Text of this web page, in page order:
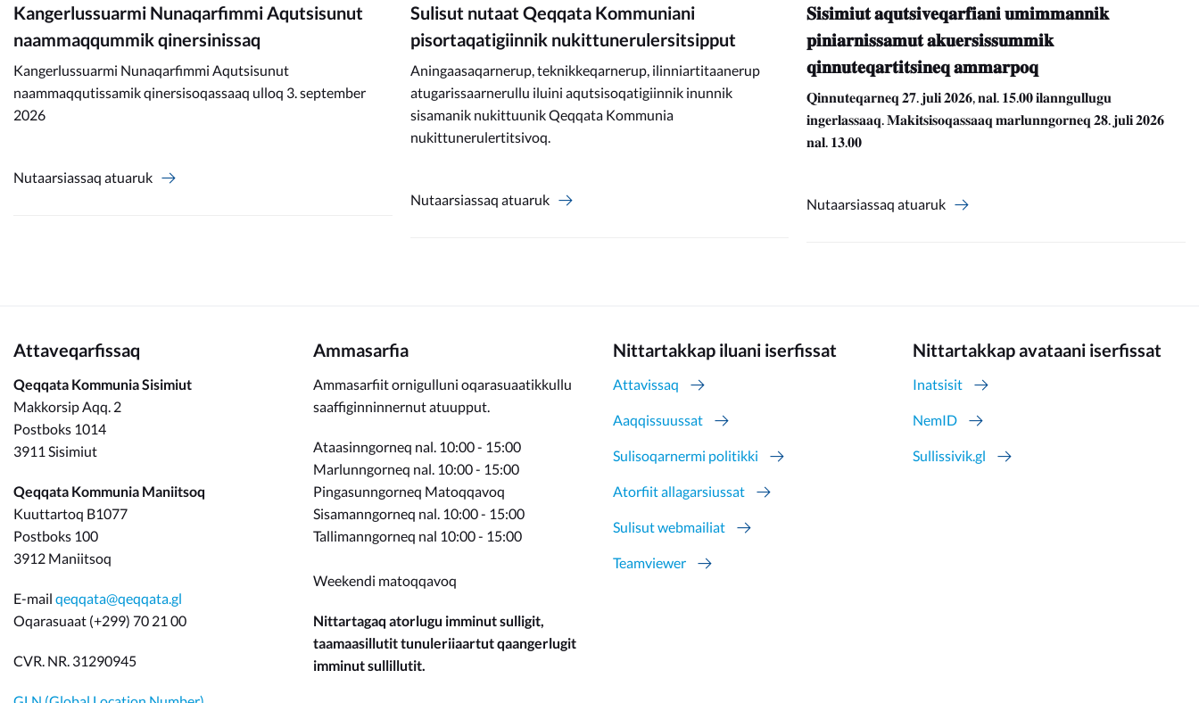
Kangerlussuarmi Nunaqarfimmi Aqutsisunut
naammaqqummik qinersinissaq
Kangerlussuarmi Nunaqarfimmi Aqutsisunut
naammaqqutissamik qinersisoqassaaq ulloq 3. september
2026
Nutaarsiassaq atuaruk
Sulisut nutaat Qeqqata Kommuniani
pisortaqatigiinnik nukittunerulersitsipput
Aningaasaqarnerup, teknikkeqarnerup, ilinniartitaanerup
atugarissaarnerullu iluini aqutsisoqatigiinnik inunnik
sisamanik nukittuunik Qeqqata Kommunia
nukittunerulertitsivoq.
Nutaarsiassaq atuaruk
𝐒𝐢𝐬𝐢𝐦𝐢𝐮𝐭 𝐚𝐪𝐮𝐭𝐬𝐢𝐯𝐞𝐪𝐚𝐫𝐟𝐢𝐚𝐧𝐢 𝐮𝐦𝐢𝐦𝐦𝐚𝐧𝐧𝐢𝐤
𝐩𝐢𝐧𝐢𝐚𝐫𝐧𝐢𝐬𝐬𝐚𝐦𝐮𝐭 𝐚𝐤𝐮𝐞𝐫𝐬𝐢𝐬𝐬𝐮𝐦𝐦𝐢𝐤
𝐪𝐢𝐧𝐧𝐮𝐭𝐞𝐪𝐚𝐫𝐭𝐢𝐭𝐬𝐢𝐧𝐞𝐪 𝐚𝐦𝐦𝐚𝐫𝐩𝐨𝐪
𝐐𝐢𝐧𝐧𝐮𝐭𝐞𝐪𝐚𝐫𝐧𝐞𝐪 𝟐𝟕. 𝐣𝐮𝐥𝐢 𝟐𝟎𝟐𝟔, 𝐧𝐚𝐥. 𝟏𝟓.𝟎𝟎 𝐢𝐥𝐚𝐧𝐧𝐠𝐮𝐥𝐥𝐮𝐠𝐮
𝐢𝐧𝐠𝐞𝐫𝐥𝐚𝐬𝐬𝐚𝐚𝐪. 𝐌𝐚𝐤𝐢𝐭𝐬𝐢𝐬𝐨𝐪𝐚𝐬𝐬𝐚𝐚𝐪 𝐦𝐚𝐫𝐥𝐮𝐧𝐧𝐠𝐨𝐫𝐧𝐞𝐪 𝟐𝟖. 𝐣𝐮𝐥𝐢 𝟐𝟎𝟐𝟔
𝐧𝐚𝐥. 𝟏𝟑.𝟎𝟎
Nutaarsiassaq atuaruk
Attaveqarfissaq
Qeqqata Kommunia Sisimiut
Makkorsip Aqq. 2
Postboks 1014
3911 Sisimiut
Qeqqata Kommunia Maniitsoq
Kuuttartoq B1077
Postboks 100
3912 Maniitsoq
E-mail qeqqata@qeqqata.gl
Oqarasuaat (+299) 70 21 00
CVR. NR. 31290945
Ammasarfia
Ammasarfiit ornigulluni oqarasuaatikkullu
saaffiginninnernut atuupput.
Ataasinngorneq nal. 10:00 - 15:00
Marlunngorneq nal. 10:00 - 15:00
Pingasunngorneq Matoqqavoq
Sisamanngorneq nal. 10:00 - 15:00
Tallimanngorneq nal 10:00 - 15:00
Weekendi matoqqavoq
Nittartagaq atorlugu imminut sulligit,
taamaasillutit tunuleriiaartut qaangerlugit
imminut sullillutit.
Nittartakkap iluani iserfissat
Attavissaq
Aaqqissuussat
Sulisoqarnermi politikki
Atorfiit allagarsiussat
Sulisut webmailiat
Teamviewer
Nittartakkap avataani iserfissat
Inatsisit
NemID
Sullissivik.gl